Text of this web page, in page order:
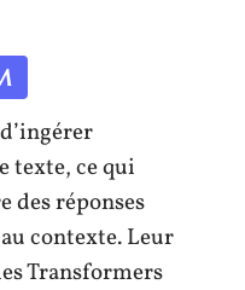
texte, ce qui
des réponses
contexte. Leur
Transformers